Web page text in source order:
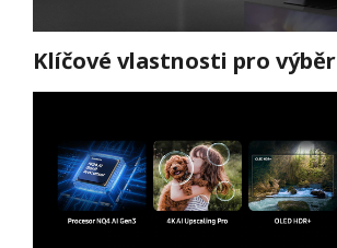
Klíčové vlastnosti pro výběr